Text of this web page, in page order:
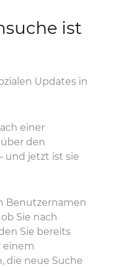
ist
Updates in
einer
den
und jetzt ist sie
Benutzernamen
Sie nach
Sie bereits
einem
die neue Suche